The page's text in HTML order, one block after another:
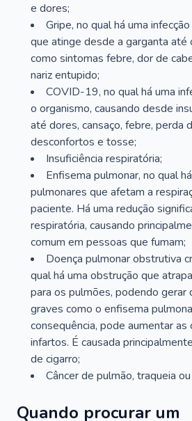
e dores;
Gripe, no qual há uma
que atinge desde a garganta
como sintomas febre, dor de
nariz entupido;
COVID-19, no qual há uma
o organismo, causando desde
até dores, cansaço, febre, perda
desconfortos e tosse;
Insuficiência respiratória;
Enfisema pulmonar, no qual
pulmonares que afetam a
paciente. Há uma redução
respiratória, causando
comum em pessoas que fumam;
Doença pulmonar obstrutiva
qual há uma obstrução que
para os pulmões, podendo gerar
graves como o enfisema
consequência, pode aumentar as
infartos. É causada
de cigarro;
Câncer de pulmão, traqueia
Quando procurar um